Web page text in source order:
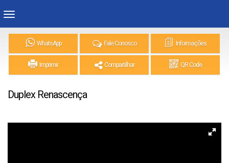
WhatsApp Fale Conosco Informações
Imprimir Compartilhar QR Code
Duplex Renascença